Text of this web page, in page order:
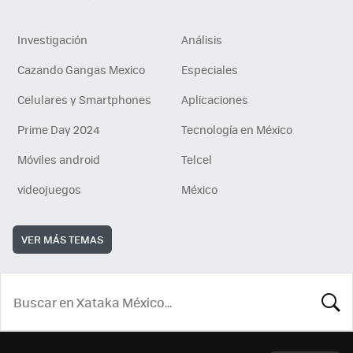
Investigación
Análisis
Cazando Gangas Mexico
Especiales
Celulares y Smartphones
Aplicaciones
Prime Day 2024
Tecnología en México
Móviles android
Telcel
videojuegos
México
VER MÁS TEMAS